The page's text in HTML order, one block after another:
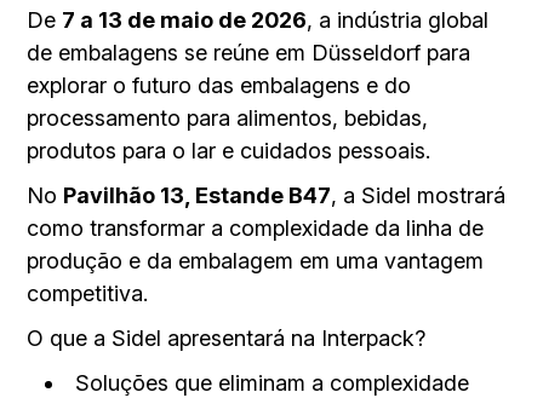
De 7 a 13 de maio de 2026, a indústria global
de embalagens se reúne em Düsseldorf para
explorar o futuro das embalagens e do
processamento para alimentos, bebidas,
produtos para o lar e cuidados pessoais.
No Pavilhão 13, Estande B47, a Sidel mostrará
como transformar a complexidade da linha de
produção e da embalagem em uma vantagem
competitiva.
O que a Sidel apresentará na Interpack?
Soluções que eliminam a complexidade